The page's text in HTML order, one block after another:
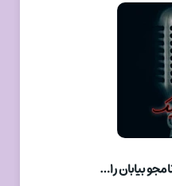
بیابان را…